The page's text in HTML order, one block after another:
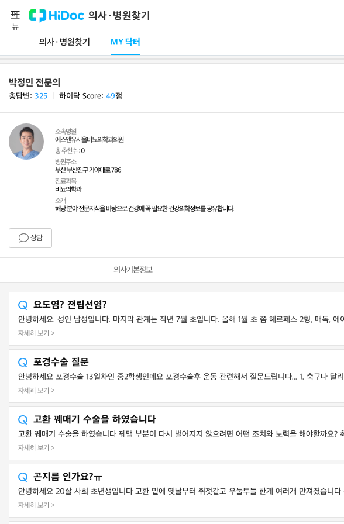
의사·병원찾기
의사·병원찾기 MY 닥터
메
뉴
박정민 전문의
총답변: 325 하이닥 Score: 49점
소속병원
에스앤유서울비뇨의학과의원
총 추천수 :0
병원주소
부산 부산진구 가야대로 786
진료과목
비뇨의학과
소개
해당 분야 전문지식을 바탕으로 건강에 꼭 필요한 건강의학정보를 공유합니다.
상담
의사기본정보
요도염? 전립선염?
안녕하세요. 성인 남성입니다. 마지막 관계는 작년 7월 초입니다. 올해 1월 초 쯤 헤르페스 2형, 매독,
자세히 보기 >
포경수술 질문
안녕하세요 포경수술 13일차인 중2학생인데요 포경수술후 운동 관련해서 질문드립니다... 1. 축구나 달
자세히 보기 >
고환 꿰매기 수술을 하였습니다
고환 꿰매기 수술을 하였습니다 꿰맴 부분이 다시 벌어지지 않으려면 어떤 조치와 노력을 해야할까요?
자세히 보기 >
곤지름 인가요?ㅠ
안녕하세요 20살 사회 초년생입니다 고환 밑에 옛날부터 쥐젓같고 우둘투들 한게 여러개 만져졌습니
자세히 보기 >